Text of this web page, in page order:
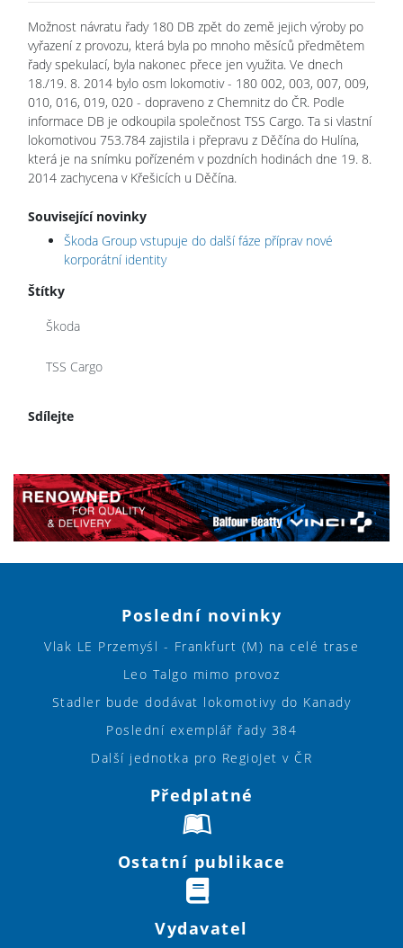
Možnost návratu řady 180 DB zpět do země jejich výroby po
vyřazení z provozu, která byla po mnoho měsíců předmětem
řady spekulací, byla nakonec přece jen využita. Ve dnech
18./19. 8. 2014 bylo osm lokomotiv - 180 002, 003, 007, 009,
010, 016, 019, 020 - dopraveno z Chemnitz do ČR. Podle
informace DB je odkoupila společnost TSS Cargo. Ta si vlastní
lokomotivou 753.784 zajistila i přepravu z Děčína do Hulína,
která je na snímku pořízeném v pozdních hodinách dne 19. 8.
2014 zachycena v Křešicích u Děčína.
Související novinky
Škoda Group vstupuje do další fáze příprav nové
korporátní identity
Štítky
Škoda
TSS Cargo
Sdílejte
Poslední novinky
Vlak LE Przemyśl - Frankfurt (M) na celé trase
Leo Talgo mimo provoz
Stadler bude dodávat lokomotivy do Kanady
Poslední exemplář řady 384
Další jednotka pro RegioJet v ČR
Předplatné
Ostatní publikace
Vydavatel